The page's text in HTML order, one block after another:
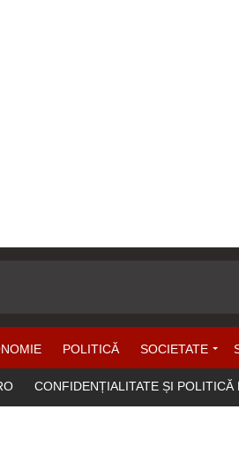
POLITICĂ SOCIETATE
CONFIDENȚIALITATE ȘI POLITICĂ